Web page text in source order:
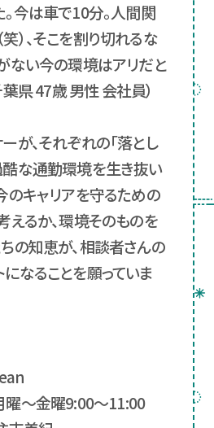
今は車で10分。人間関
）、そこを割り切れるな
ない今の環境はアリだと
葉県 47歳 男性 会社員）
が、それぞれの「落とし
酷な通勤環境を生き抜い
のキャリアを守るための
えるか、環境そのものを
の知恵が、相談者さんの
なることを願っていま
曜～金曜9:00～11:00